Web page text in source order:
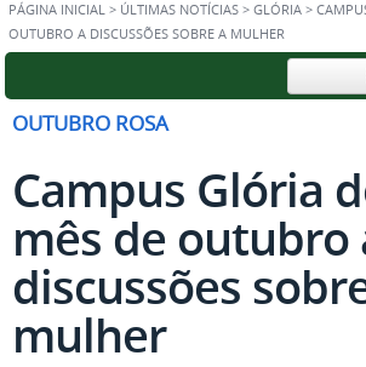
PÁGINA INICIAL > ÚLTIMAS NOTÍCIAS > GLÓRIA >
OUTUBRO A DISCUSSÕES SOBRE A MULHER
OUTUBRO ROSA
Campus Glória
mês de outubro
discussões
mulher